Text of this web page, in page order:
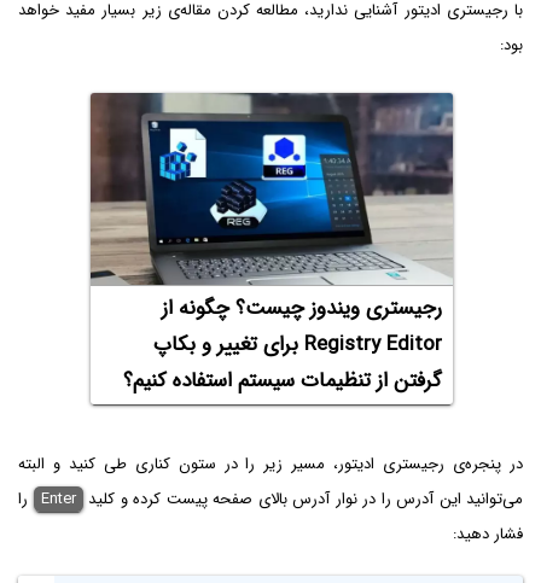
با رجیستری ادیتور آشنایی ندارید، مطالعه کردن مقاله‌ی زیر بسیار مفید خواهد
بود:
رجیستری ویندوز چیست؟ چگونه از
Registry Editor برای تغییر و بکاپ
گرفتن از تنظیمات سیستم استفاده کنیم؟
در پنجره‌ی رجیستری ادیتور، مسیر زیر را در ستون کناری طی کنید و البته
می‌توانید این آدرس را در نوار آدرس بالای صفحه پیست کرده و کلید Enter را
فشار دهید: